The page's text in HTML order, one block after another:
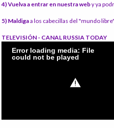
4) Vuelva a entrar en nuestra weby ya
5) Maldigaa los cabecillas del "mundo
TELEVISIÓN - CANAL RUSSIA TODAY